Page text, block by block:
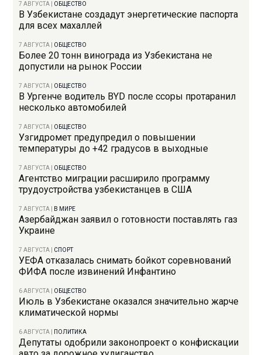
7 АВГУСТА ОБЩЕСТВО
В Узбекистане создадут энергетические паспорта
для всех махаллей
7 АВГУСТА ОБЩЕСТВО
Более 20 тонн винограда из Узбекистана не
допустили на рынок России
7 АВГУСТА ОБЩЕСТВО
В Ургенче водитель BYD после ссоры протаранил
несколько автомобилей
7 АВГУСТА ОБЩЕСТВО
Узгидромет предупредил о повышении
температуры до +42 градусов в выходные
7 АВГУСТА ОБЩЕСТВО
Агентство миграции расширило программу
трудоустройства узбекистанцев в США
7 АВГУСТА В МИРЕ
Азербайджан заявил о готовности поставлять газ
Украине
7 АВГУСТА СПОРТ
УЕФА отказалась снимать бойкот соревнований
ФИФА после извинений Инфантино
6 АВГУСТА ОБЩЕСТВО
Июль в Узбекистане оказался значительно жарче
климатической нормы
6 АВГУСТА ПОЛИТИКА
Депутаты одобрили законопроект о конфискации